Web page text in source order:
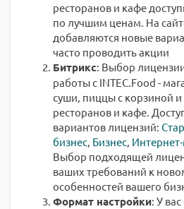
ресторанов и кафе
по лучшим ценам. На
добавляются новые
часто проводить акции
Битрикс: Выбор
работы с INTEC.Food -
суши, пиццы с корзиной
ресторанов и кафе.
вариантов лицензий:
бизнес, Бизнес, Интернет-
Выбор подходящей
ваших требований к
особенностей вашего
Формат настройки: У